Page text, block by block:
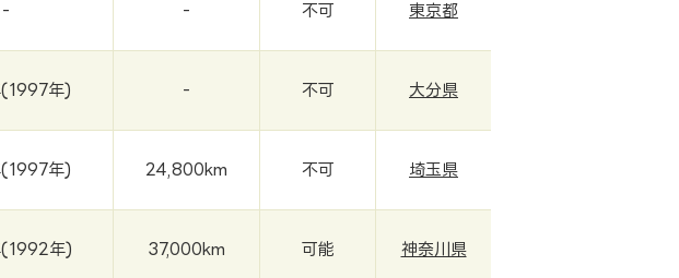
- - 不可 東京都
年) - 不可 大分県
年) 24,800km 不可 埼玉県
年) 37,000km 可能 神奈川県